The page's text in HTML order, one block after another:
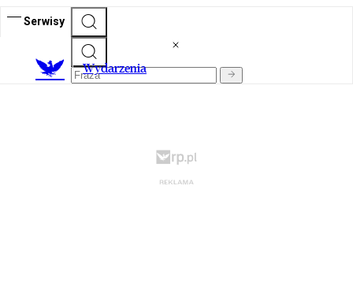
Serwisy
Wydarzenia